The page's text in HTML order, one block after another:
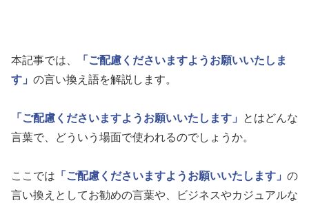
本記事では、
「ご配慮くださいますようお願いいたしま
す」 の言い換え語を解説します。
「ご配慮くださいますようお願いいたします」
とはどんな
言葉で、どういう場面で使われるのでしょうか。
ここでは 「ご配慮くださいますようお願いいたします」 の
言い換えとしてお勧めの言葉や、ビジネスやカジュアルな